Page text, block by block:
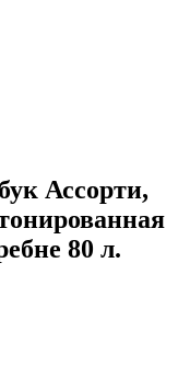
Ассорти,
80 л.